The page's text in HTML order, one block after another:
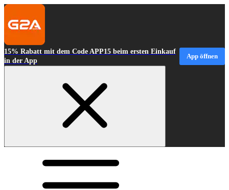
15% Rabatt mit dem Code APP15 beim ersten Einkauf
in der App
App öffnen